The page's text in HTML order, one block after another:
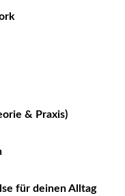
& Praxis)
für deinen Alltag